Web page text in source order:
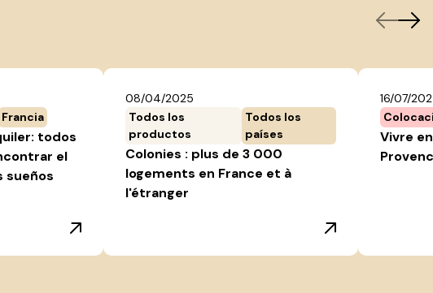
Francia
todos
el
sueños
08/04/2025
Todos los
productos
Todos los
países
Colonies : plus de 3 000
logements en France et à
l'étranger
16/07/
Vivre